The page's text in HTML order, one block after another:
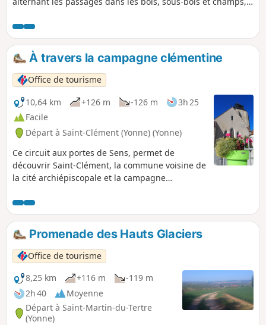
À travers la campagne clémentine
Office de tourisme
10,64 km
+126 m -126 m
3h 25
Facile
Départ à Saint-Clément (Yonne) (Yonne)
Ce circuit aux portes de Sens, permet de
découvrir Saint-Clément, la commune voisine de
la cité archiépiscopale et la campagne
perspectives sur la Cathédrale Saint-Étienne
(première cathédrale gothique) et le centre
historique de la cité. Itinéraire à éviter en
période de grosse chaleur car il est très
ensoleillé. À noter : le circuit emprunte, en
grande partie, des voies goudronnées.
Promenade des Hauts Glaciers
Office de tourisme
8,25 km
+116 m
-119 m
2h 40
Moyenne
Départ à Saint-Martin-du-Tertre
(Yonne)